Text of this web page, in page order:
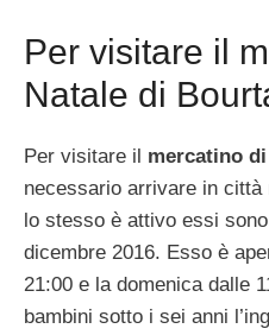
Per visitare il
Natale di
Per visitare il mercatino
necessario arrivare in
lo stesso è attivo essi
dicembre 2016. Esso è
21:00 e la domenica dalle
bambini sotto i sei anni